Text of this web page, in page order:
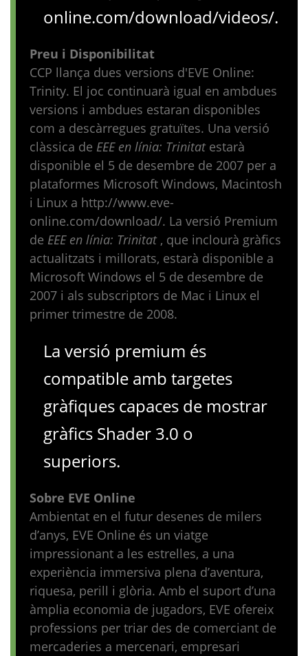
online.com/download/videos/.
Preu i Disponibilitat
CCP llança dues versions d'EVE Online:
Trinity. El joc continuarà igual en ambdues
versions i ambdues estaran disponibles
com a descàrregues gratuïtes. Una versió
clàssica de EEE en línia: Trinitatestarà
disponible el 5 de desembre de 2007 per a
plataformes Microsoft Windows, Macintosh
i Linux a http://www.eve-
online.com/download/. La versió Premium
de EEE en línia: Trinitat, que inclourà gràfics
actualitzats i millorats, estarà disponible a
Microsoft Windows el 5 de desembre de
2007 i als subscriptors de Mac i Linux el
primer trimestre de 2008.
La versió premium és
compatible amb targetes
gràfiques capaces de mostrar
gràfics Shader 3.0 o
superiors.
Sobre EVE Online
Ambientat en el futur desenes de milers
d’anys, EVE Online és un viatge
impressionant a les estrelles, a una
experiència immersiva plena d’aventura,
riquesa, perill i glòria. Amb el suport d’una
àmplia economia de jugadors, EVE ofereix
professions per triar des de comerciant de
mercaderies a mercenari, empresari